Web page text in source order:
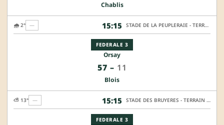
Chablis
15:15
FEDERALE 3
Orsay
57 – 11
Blois
🌧️ 2° — STADE DE LA PEUPLERAIE - TERRAIN ANNEXE SYNTHÉTIQUE
15:15
FEDERALE 3
⛅ 13° — STADE DES BRUYERES - TERRAIN HONNEUR